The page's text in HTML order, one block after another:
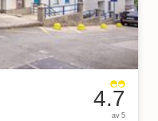
4.7
av 5